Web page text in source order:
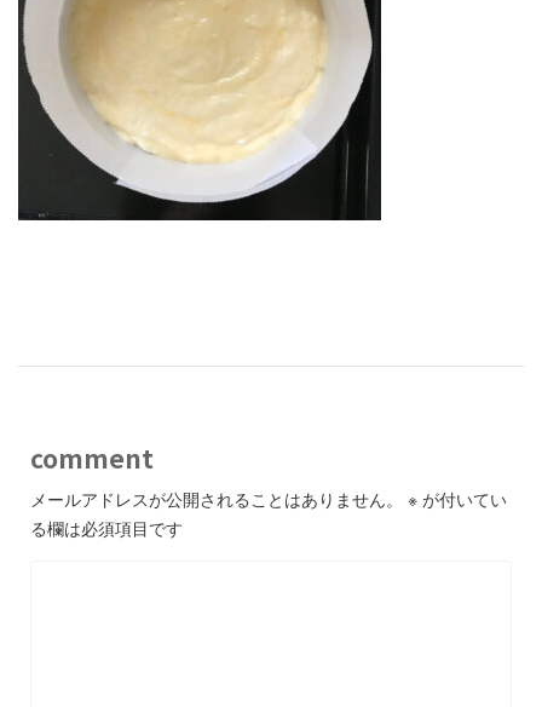
comment
メールアドレスが公開されることはありません。 ※ が付いてい
る欄は必須項目です